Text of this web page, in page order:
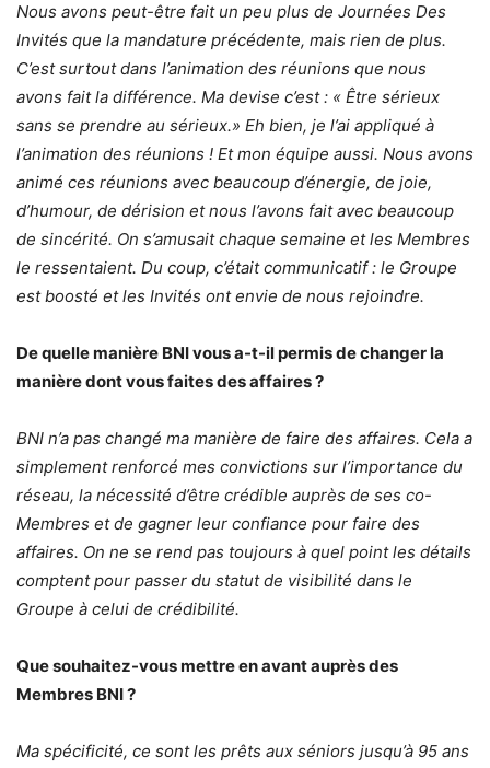
Nous avons peut-être fait un peu plus de Journées Des
Invités que la mandature précédente, mais rien de plus.
C’est surtout dans l’animation des réunions que nous
avons fait la différence. Ma devise c’est : « Être sérieux
sans se prendre au sérieux.» Eh bien, je l’ai appliqué à
l’animation des réunions ! Et mon équipe aussi. Nous avons
animé ces réunions avec beaucoup d’énergie, de joie,
d’humour, de dérision et nous l’avons fait avec beaucoup
de sincérité. On s’amusait chaque semaine et les Membres
le ressentaient. Du coup, c’était communicatif : le Groupe
est boosté et les Invités ont envie de nous rejoindre.
De quelle manière BNI vous a-t-il permis de changer la
manière dont vous faites des affaires ?
BNI n’a pas changé ma manière de faire des affaires. Cela a
simplement renforcé mes convictions sur l’importance du
réseau, la nécessité d’être crédible auprès de ses co-
Membres et de gagner leur confiance pour faire des
affaires. On ne se rend pas toujours à quel point les détails
comptent pour passer du statut de visibilité dans le
Groupe à celui de crédibilité.
Que souhaitez-vous mettre en avant auprès des
Membres BNI ?
Ma spécificité, ce sont les prêts aux séniors jusqu’à 95 ans